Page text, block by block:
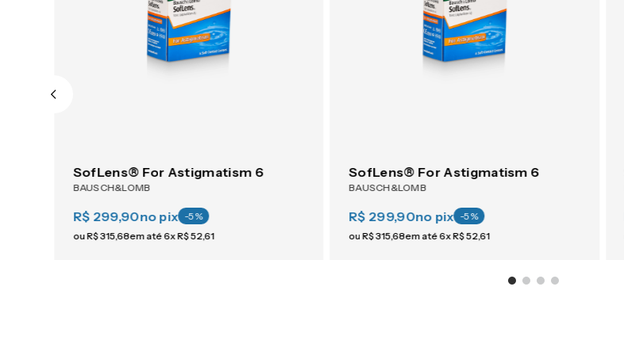
SofLens® For Astigmatism 6
BAUSCH&LOMB
R$ 299,90no pix -5%
ouR$315,68em até6xR$52,61
SofLens® For Astigmatism 6
BAUSCH&LOMB
R$ 299,90no pix -5%
ouR$315,68em até6xR$52,61